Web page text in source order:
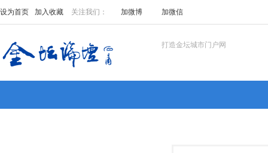
设为首页 加入收藏 关注我们： 加微博 加微信
打造金坛城市门户网